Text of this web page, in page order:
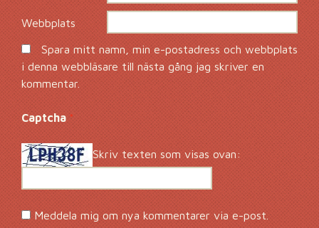
Webbplats
Spara mitt namn, min e-postadress och webbplats
i denna webbläsare till nästa gång jag skriver en
kommentar.
Captcha *
Skriv texten som visas ovan:
Meddela mig om nya kommentarer via e-post.